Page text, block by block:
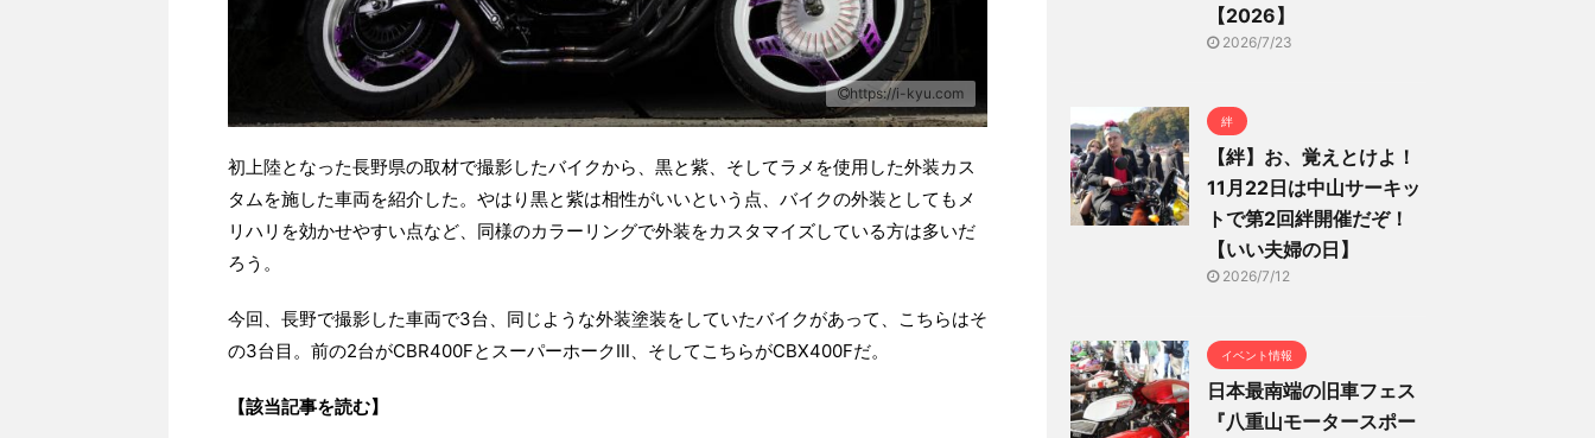
https://i-kyu.com
初上陸となった長野県の取材で撮影したバイクから、黒と紫、そしてラメを使用した外装カス
タムを施した車両を紹介した。やはり黒と紫は相性がいいという点、バイクの外装としてもメ
リハリを効かせやすい点など、同様のカラーリングで外装をカスタマイズしている方は多いだ
ろう。
今回、長野で撮影した車両で3台、同じような外装塗装をしていたバイクがあって、こちらはそ
の3台目。前の2台がCBR400FとスーパーホークⅢ、そしてこちらがCBX400Fだ。
【該当記事を読む】
【2026】
2026/7/23
絆
【絆】お、覚えとけよ！
11月22日は中山サーキッ
トで第2回絆開催だぞ！
【いい夫婦の日】
2026/7/12
イベント情報
日本最南端の旧車フェス
『八重山モータースポー